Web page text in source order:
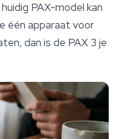
PAX-model kan
één apparaat voor
dan is de PAX 3 je